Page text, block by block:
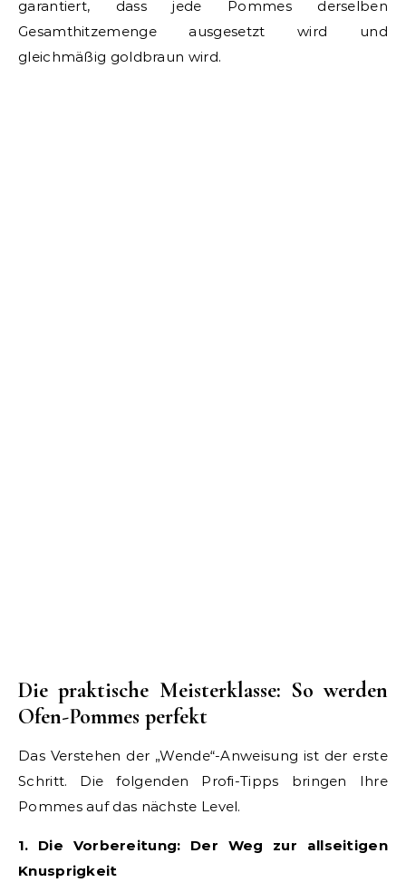
garantiert, dass jede Pommes derselben
Gesamthitzemenge ausgesetzt wird und
gleichmäßig goldbraun wird.
Die praktische Meisterklasse: So werden
Ofen-Pommes perfekt
Das Verstehen der „Wende“-Anweisung ist der erste
Schritt. Die folgenden Profi-Tipps bringen Ihre
Pommes auf das nächste Level.
1. Die Vorbereitung: Der Weg zur allseitigen
Knusprigkeit